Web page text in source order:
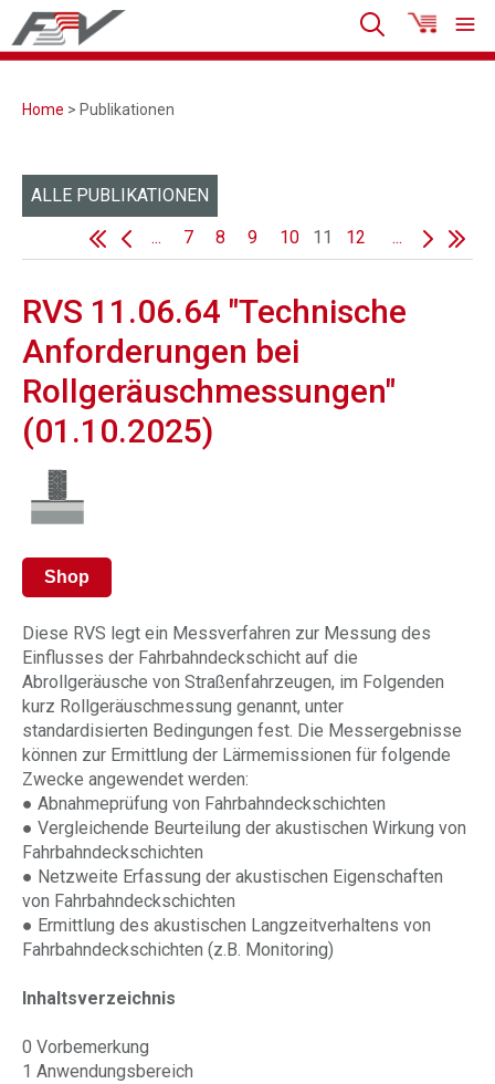
Home > Publikationen
ALLE PUBLIKATIONEN
...
7 8 9 10 11 12 ...
RVS 11.06.64 "Technische
Anforderungen bei
Rollgeräuschmessungen"
(01.10.2025)
Shop
Diese RVS legt ein Messverfahren zur Messung des
Einflusses der Fahrbahndeckschicht auf die
Abrollgeräusche von Straßenfahrzeugen, im Folgenden
kurz Rollgeräuschmessung genannt, unter
standardisierten Bedingungen fest. Die Messergebnisse
können zur Ermittlung der Lärmemissionen für folgende
Zwecke angewendet werden:
● Abnahmeprüfung von Fahrbahndeckschichten
● Vergleichende Beurteilung der akustischen Wirkung von
Fahrbahndeckschichten
● Netzweite Erfassung der akustischen Eigenschaften
von Fahrbahndeckschichten
● Ermittlung des akustischen Langzeitverhaltens von
Fahrbahndeckschichten (z.B. Monitoring)
Inhaltsverzeichnis
0 Vorbemerkung
1 Anwendungsbereich